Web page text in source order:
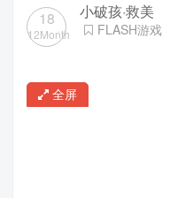
18
12Month
小破孩·救美
FLASH游戏
全屏